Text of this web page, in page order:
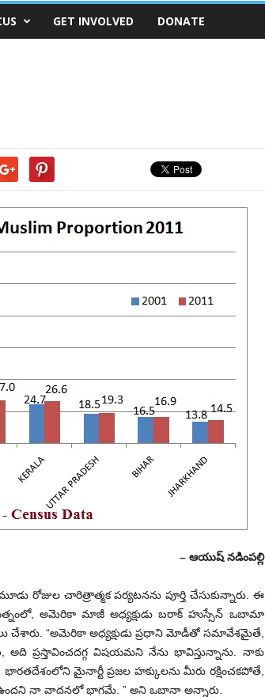
GET INVOLVED DONATE
– ఆయుష్ నడింపల్లి
రోజుల చారిత్రాత్మక పర్యటనను పూర్తి చేసుకున్నారు. ఈ
అమెరికా మాజీ అధ్యక్షుడు బరాక్ హుస్సేన్ ఒబామా
చేశారు. “అమెరికా అధ్యక్షుడు ప్రధాని మోడీతో సమావేశమైతే,
ప్రస్తావించదగ్గ విషయ‌మ‌ని నేను భావిస్తున్నాను. నాకు
మైనార్టీ ప్ర‌జ‌ల‌ హక్కులను మీరు రక్షించకపోతే,
నా వాదనలో భాగమే. ” అని ఒబానా అన్నారు.